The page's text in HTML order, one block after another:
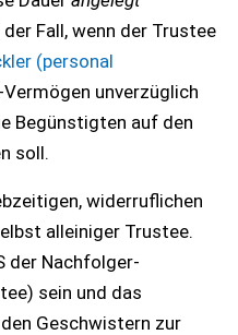
Fall, wenn der Trustee
(personal
unverzüglich
Begünstigten auf den
soll.
widerruflichen
alleiniger Trustee.
der Nachfolger-
sein und das
Geschwistern zur